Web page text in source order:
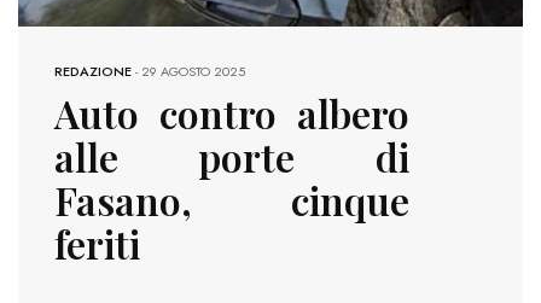
REDAZIONE-29 AGOSTO 2025
Auto contro albero
alle porte di
Fasano, cinque
feriti